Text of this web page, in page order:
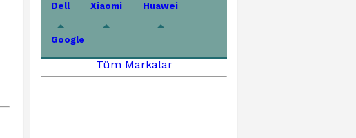
Dell Xiaomi Huawei
Google
Tüm Markalar